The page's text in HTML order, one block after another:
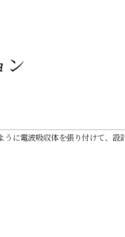
ン
に電波吸収体を張り付けて、設